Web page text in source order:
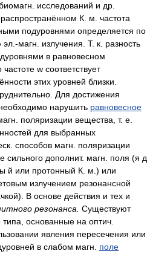
исследований и др.
К. м. частота
подуровнями определяется по
магн. излучения. Т. к. разность
в равновесном
w соответствует
этих уровней близки.
Для достижения
нарушить равновесное
поляризации вещества, т. е.
для выбранных
способов магн. поляризации
сильного дополнит. магн. поля (я д
й или протонный К. м.) или
излучением резонансной
В основе действия и тех и
резонанса. Существуют
основанные на оптич.
явления пересечения или
в слабом магн. поле